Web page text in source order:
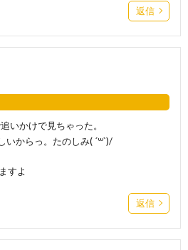
返信
いかけで見ちゃった。
からっ。たのしみ( ´꒳`)/
すよ
返信